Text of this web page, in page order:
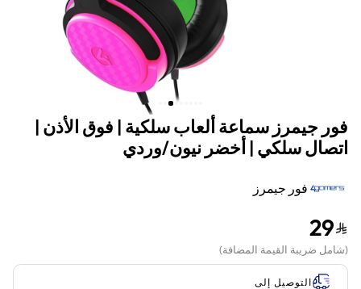
فور جيمرز سماعة ألعاب سلكية | فوق الأذن |
اتصال سلكي | أخضر نيون/وردي
فور جيمرز
29
(شامل ضريبة القيمة المضافة)
التوصيل إلى